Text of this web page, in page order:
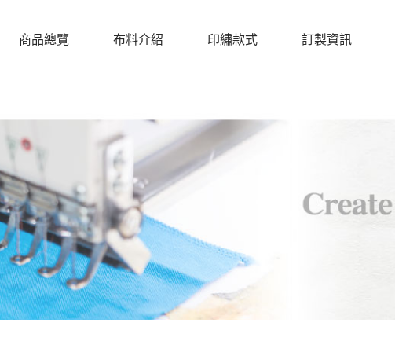
商品總覽 布料介紹 印繡款式 訂製資訊